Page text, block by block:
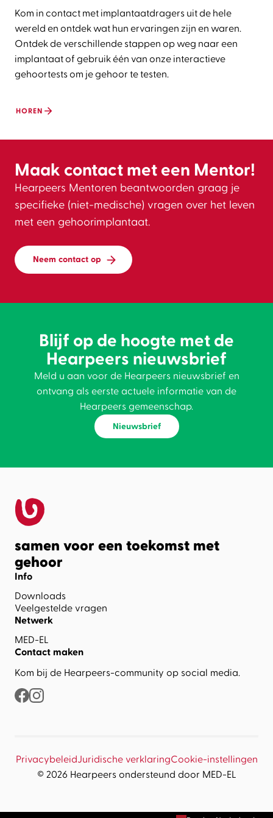
Kom in contact met implantaatdragers uit de hele
wereld en ontdek wat hun ervaringen zijn en waren.
Ontdek de verschillende stappen op weg naar een
implantaat of gebruik één van onze interactieve
gehoortests om je gehoor te testen.
HOREN
Maak contact met een Mentor!
Hearpeers Mentoren beantwoorden graag je
specifieke (niet-medische) vragen over het leven
met een gehoorimplantaat.
Neem contact op
Blijf op de hoogte met de
Hearpeers nieuwsbrief
Meld u aan voor de Hearpeers nieuwsbrief en
ontvang als eerste actuele informatie van de
Hearpeers gemeenschap.
Nieuwsbrief
samen voor een toekomst met
gehoor
Info
Downloads
Veelgestelde vragen
Netwerk
MED-EL
Contact maken
Kom bij de Hearpeers-community op social media.
© 2026 Hearpeers ondersteund door MED-EL
PrivacybeleidJuridische verklaringCookie-instellingen